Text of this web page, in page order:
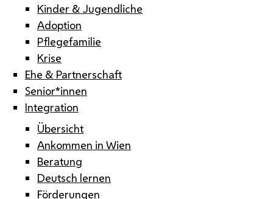
Kinder & Jugendliche
Adoption
Pflegefamilie
Krise
Ehe & Partnerschaft
Senior*innen
Integration
Übersicht
Ankommen in Wien
Beratung
Deutsch lernen
Förderungen